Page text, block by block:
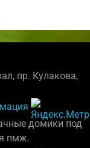
пр. Кулакова,
домики под
пмж.